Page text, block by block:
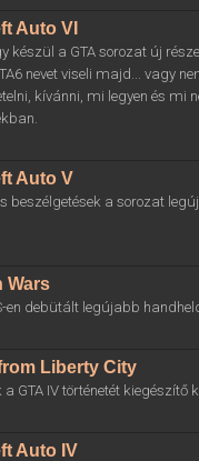
Auto VI
készül a GTA sorozat új
nevet viseli majd... vagy
kívánni, mi legyen és mi
Auto V
beszélgetések a sorozat
Wars
en debütált legújabb
Liberty City
a GTA IV történetét kiegészítő
Auto IV